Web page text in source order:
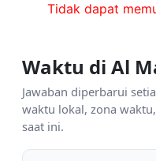
Tidak dapat
Waktu di Al
Jawaban diperbarui
waktu lokal, zona
saat ini.